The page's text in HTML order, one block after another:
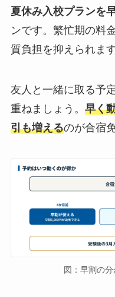
夏休み入校プランを
ンです。繁忙期の料
質負担を抑えられます
友人と一緒に取る予
重ねましょう。 早く
引も増えるのが合宿
図：早割の